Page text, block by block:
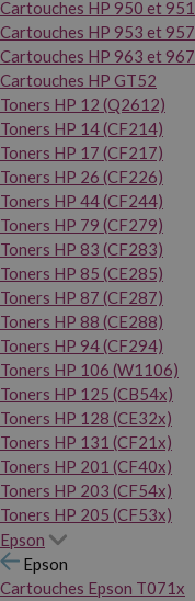
Cartouches HP 950 et 951
Cartouches HP 953 et 957
Cartouches HP 963 et 967
Cartouches HP GT52
Toners HP 12 (Q2612)
Toners HP 14 (CF214)
Toners HP 17 (CF217)
Toners HP 26 (CF226)
Toners HP 44 (CF244)
Toners HP 79 (CF279)
Toners HP 83 (CF283)
Toners HP 85 (CE285)
Toners HP 87 (CF287)
Toners HP 88 (CE288)
Toners HP 94 (CF294)
Toners HP 106 (W1106)
Toners HP 125 (CB54x)
Toners HP 128 (CE32x)
Toners HP 131 (CF21x)
Toners HP 201 (CF40x)
Toners HP 203 (CF54x)
Toners HP 205 (CF53x)
Epson
Epson
Cartouches Epson T071x